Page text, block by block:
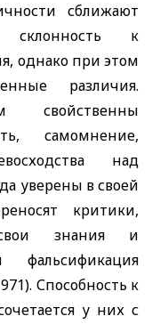
сближают
склонность к
однако при этом
различия.
свойственны
самомнение,
над
уверены в своей
критики,
свои знания и
фальсификация
Способность к
у них с